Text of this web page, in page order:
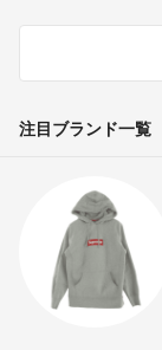
注目ブランド一覧